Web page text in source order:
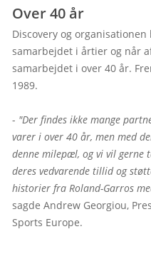
Over 40 år
Discovery og
samarbejdet i årtier og når
samarbejdet i over 40 år.
1989.
- "Der findes ikke mange
varer i over 40 år, men med
denne milepæl, og vi vil gerne
deres vedvarende tillid og
historier fra Roland-Garros
sagde Andrew Georgiou,
Sports Europe.